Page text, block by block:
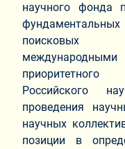
научного фонда
поисковых
приоритетного
Российского
проведения
научных
позиции в